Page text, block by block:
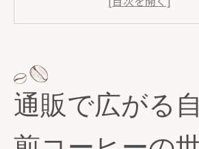
の利点
コーヒー豆の通販で広がる
リット
通販で広がる